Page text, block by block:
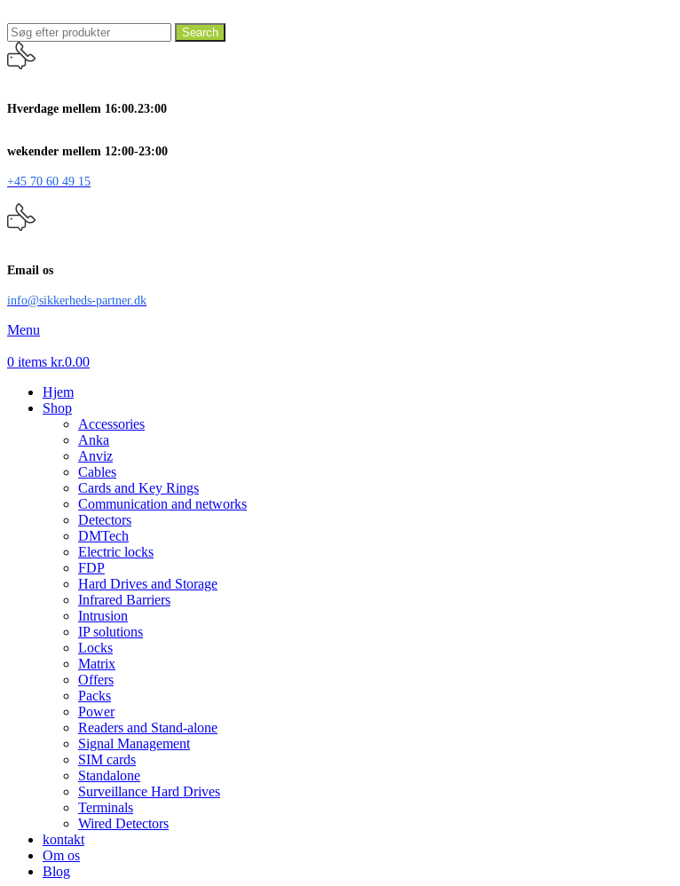
Search
Hverdage mellem 16:00.23:00
wekender mellem 12:00-23:00
+45 70 60 49 15
Email os
info@sikkerheds-partner.dk
Menu
0 items kr.0.00
Hjem
Shop
Accessories
Anka
Anviz
Cables
Cards and Key Rings
Communication and networks
Detectors
DMTech
Electric locks
FDP
Hard Drives and Storage
Infrared Barriers
Intrusion
IP solutions
Locks
Matrix
Offers
Packs
Power
Readers and Stand-alone
Signal Management
SIM cards
Standalone
Surveillance Hard Drives
Terminals
Wired Detectors
kontakt
Om os
Blog